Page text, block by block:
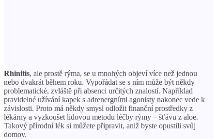
Rhinitis, ale prostě rýma, se u mnohých objeví více než jednou
nebo dvakrát během roku. Vypořádat se s ním může být někdy
problematické, zvláště při absenci určitých znalostí. Například
pravidelné užívání kapek s adrenergními agonisty nakonec vede k
závislosti. Proto má někdy smysl odložit finanční prostředky z
lékárny a vyzkoušet lidovou metodu léčby rýmy – šťávu z aloe.
Takový přírodní lék si můžete připravit, aniž byste opustili svůj
domov.